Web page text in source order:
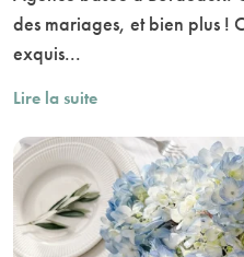
des mariages, et bien plus !
exquis...
Lire la suite